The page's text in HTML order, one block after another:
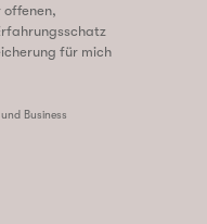
offenen,
für mich
Business